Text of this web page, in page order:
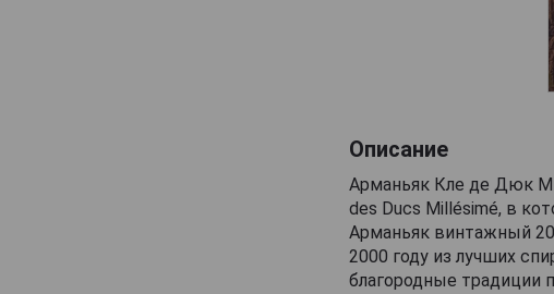
Описание
Арманьяк Кле де Дюк
des Ducs Millésimé, в
Арманьяк винтажный
2000 году из лучших
благородные традиции